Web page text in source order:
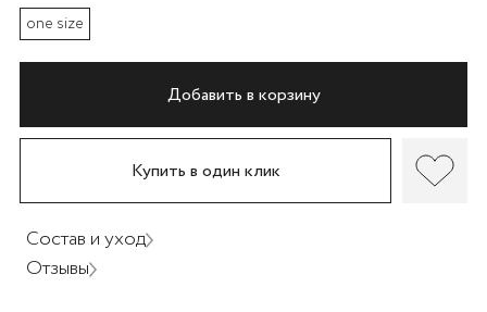
one size
Добавить в корзину
Купить в один клик
Состав и уход
Отзывы
недели